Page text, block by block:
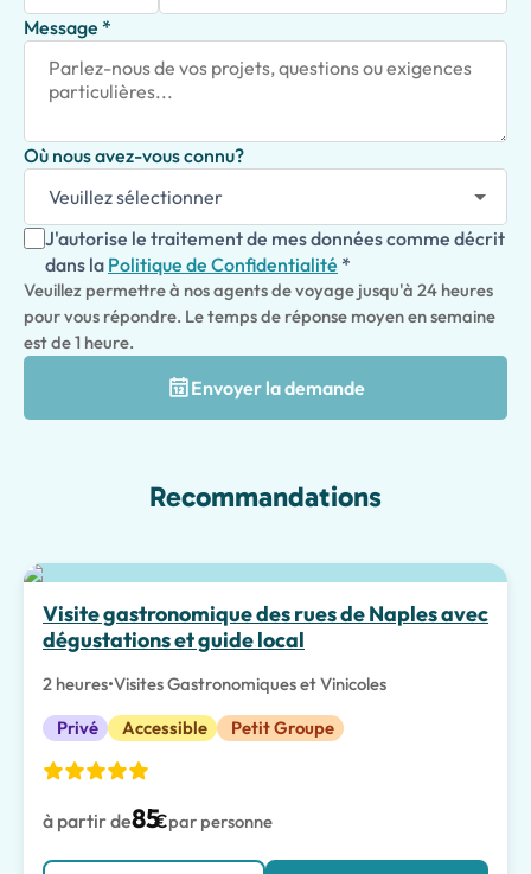
Message *
Où nous avez-vous connu?
J'autorise le traitement de mes données comme décrit
dans la Politique de Confidentialité *
Veuillez permettre à nos agents de voyage jusqu'à 24 heures
pour vous répondre. Le temps de réponse moyen en semaine
est de 1 heure.
Envoyer la demande
Recommandations
Meilleur choix
Visite gastronomique des rues de Naples avec
dégustations et guide local
2 heures•Visites Gastronomiques et Vinicoles
Privé
Accessible Petit Groupe
à partir de85€par personne